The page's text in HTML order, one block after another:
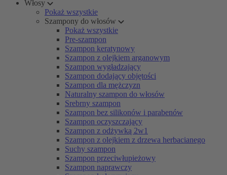
Włosy
Pokaż wszystkie
Szampony do włosów
Pokaż wszystkie
Pre-szampon
Szampon keratynowy
Szampon z olejkiem arganowym
Szampon wygładzający
Szampon dodający objętości
Szampon dla mężczyzn
Naturalny szampon do włosów
Srebrny szampon
Szampon bez silikonów i parabenów
Szampon oczyszczający
Szampon z odżywką 2w1
Szampon z olejkiem z drzewa herbacianego
Suchy szampon
Szampon przeciwłupieżowy
Szampon naprawczy